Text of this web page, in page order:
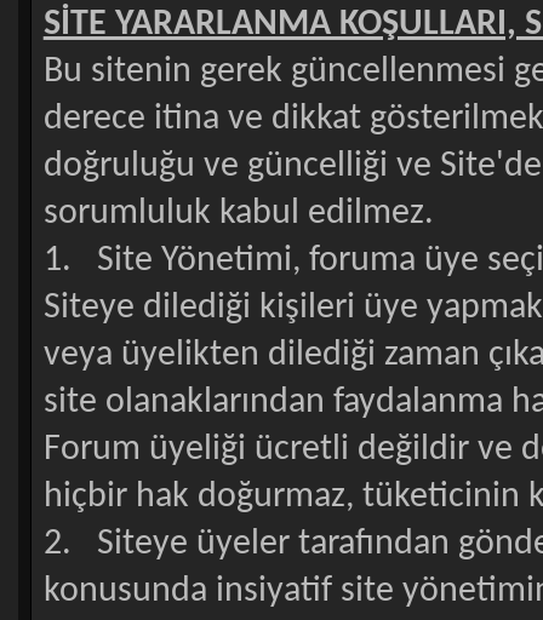
SİTE YARARLANMA KOŞULLARI,
Bu sitenin gerek güncellenmesi
derece itina ve dikkat
doğruluğu ve güncelliği ve
sorumluluk kabul edilmez.
1. Site Yönetimi, foruma üye
Siteye dilediği kişileri üye
veya üyelikten dilediği zaman
site olanaklarından faydalanma
Forum üyeliği ücretli değildir ve
hiçbir hak doğurmaz, tüketicinin
2. Siteye üyeler tarafından
konusunda insiyatif site